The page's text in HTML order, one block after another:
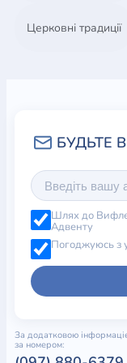
Церковні традиції
Шлях до
Адвенту
Погоджуюсь з
За додатковою
за номером: